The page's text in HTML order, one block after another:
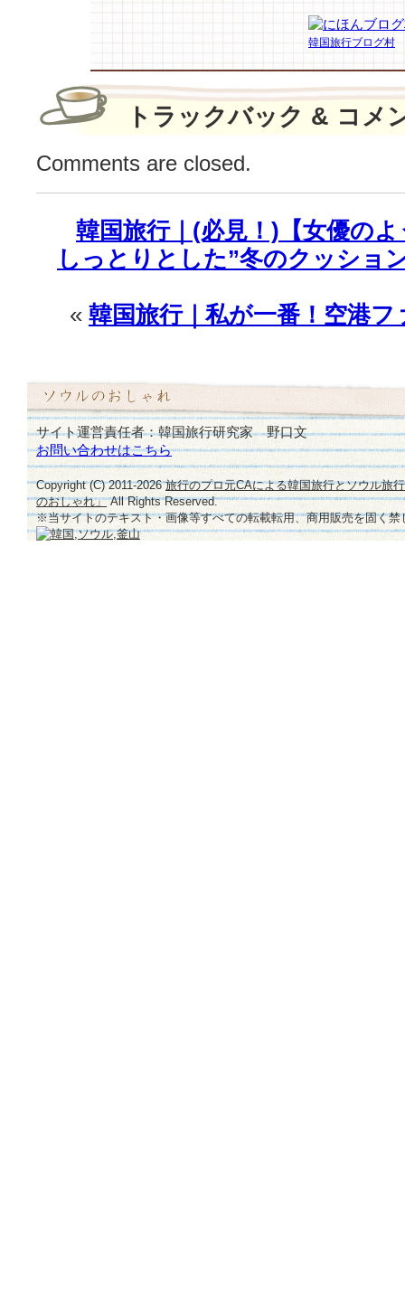
ァ
ッ
シ
ョ
ア
は
韓国旅行ブログ村
トラックバック & コメ
Comments are closed.
韓国旅行｜(必見！)【女優の
しっとりとした”冬のクッショ
« 韓国旅行｜私が一番！空港
サイト運営責任者：韓国旅行研究家 野口文
お問い合わせはこちら
Copyright (C) 2011-2026旅行のプロ元CAによる韓国旅行とソウル旅
のおしゃれ」All Rights Reserved.
※当サイトのテキスト・画像等すべての転載転用、商用販売を固く禁